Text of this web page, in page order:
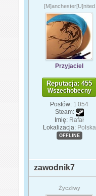
[M]anchester[U]nited
Przyjaciel
Reputacja: 455
Wszechobecny
Postów: 1 054
Steam:
Imię: Rafał
Lokalizacja: Polska
OFFLINE
zawodnik7
Życzliwy